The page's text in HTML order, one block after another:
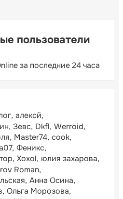
пользователи
за последние 24 часа
алексй
Зевс Dkfl Werroid
Master74 cook
Феникс
Xoxol юлия захарова
Roman
Анна Осина
Ольга Морозова